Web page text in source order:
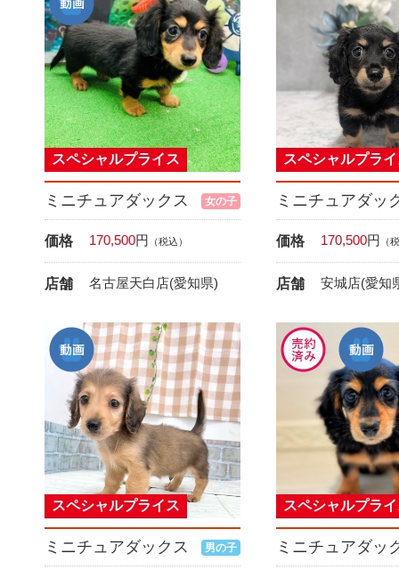
ミニチュアダックス 女の子
スペシャルプライス
価格 170,500円 （税込）
店舗 名古屋天白店(愛知県)
ミニチュアダッ
スペシャルプラ
価格 170,500円 （
店舗 安城店(愛知
ミニチュアダックス 男の子
スペシャルプライス
ミニチュアダッ
スペシャルプラ